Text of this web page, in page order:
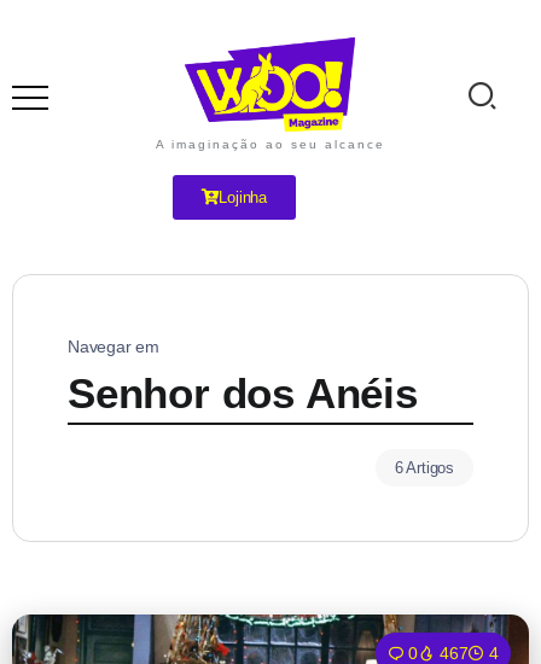
A imaginação ao seu alcance
Lojinha
Navegar em
Senhor dos Anéis
6 Artigos
0 467 4